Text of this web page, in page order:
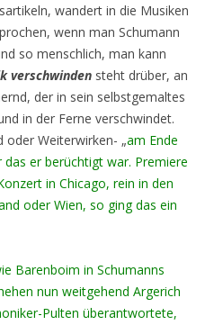
wandert in die Musiken
wenn man Schumann
so menschlich, man kann
verschwinden steht drüber, an
der in sein selbstgemaltes
in der Ferne verschwindet.
oder Weiterwirken- „am Ende
er berüchtigt war. Premiere
in Chicago, rein in den
oder Wien, so ging das ein
Barenboim in Schumanns
nun weitgehend Argerich
Pulten überantwortete,